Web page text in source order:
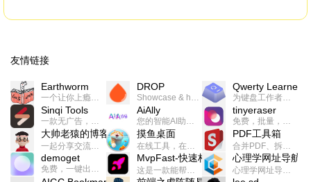
友情链接
Earthworm
一个让你上瘾的英语学习工具，使用 连词成句 、 i + 1 、 以终为始等学习理论来帮助你习得英语，通过不断的重复形成肌肉记忆，最重要的是 游戏化 的形式让学习英语从此不再痛苦
DROP
Showcase & host your work in extraordinary ways.不限速文件分享，托管，建站平台
Qwerty Learner
为键盘工作者设计的单词与肌肉记忆锻炼软件
Sinqi Tools
一款无广告，界面清爽的神奇在线小工具集合，范围包括但不限于：开发，设计，日常生活等
AiAlly
您的智能AI助手解决方案。提供24/7全天候的高效虚拟员工服务，助力个人和组织提升生产力、激发创新潜能。
tinyeraser
免费，批量，快速，一键换背景的桌面软件
大帅老猿的博客
一起分享交流生活学习，出海赚钱，编程技术，远程工作，优秀产品等相关话题。希望大家都能有所收获。
摸鱼桌面
在线工具，在线游戏，电影，小说各种有趣的资源这里都有
PDF工具箱
合并PDF、拆分PDF、旋转PDF、裁剪PDF、转换PDF、加密PDF、解密PDF、PDF加水印等多种PDF处理功能
demoget
免费，一键出成片的录屏Demo软件。支持4K导出，立即下载使用。
MvpFast-快速构建网站应用
这是一款能帮助你快速构建个人网站的应用，使用最新的前端技术栈，集成登录、鉴权、手机、邮箱、数据库、博客、文章、支付等等网站所需要的功能，你只需要花几个小时开发你的核心功能就可以上线，一次购买，永久拥有
心理学网址导航
心理学网址导航(psyhhub.org),着力打造国内心理学资源平台，是一个心理学网址资源大全，提供心理学学习,心理学考研,英语自学,计算机自学等众多学习内容。